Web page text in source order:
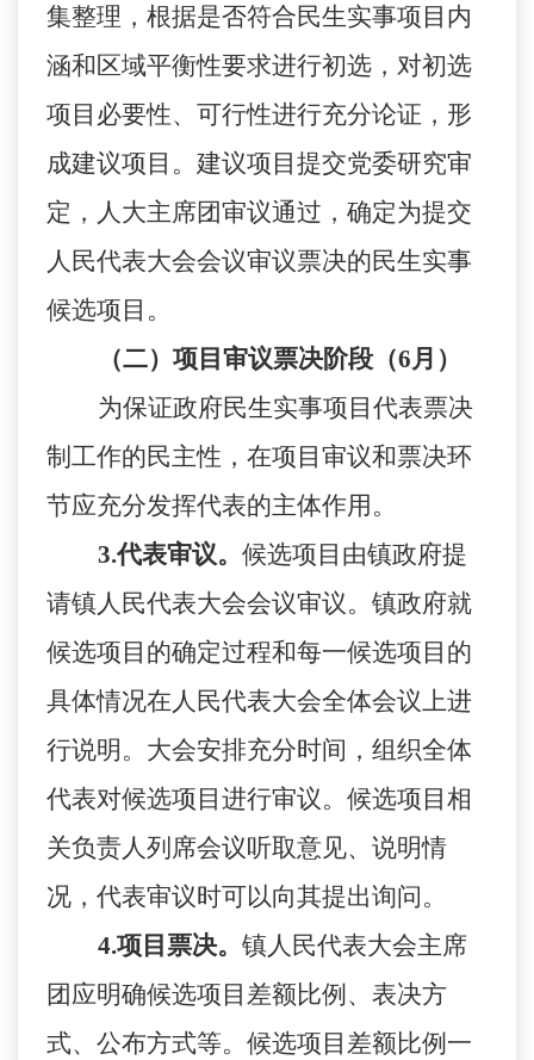
集整理，根据是否符合民生实事项目内
涵和区域平衡性要求进行初选，对初选
项目必要性、可行性进行充分论证，形
成建议项目。建议项目提交党委研究审
定，人大主席团审议通过，确定为提交
人民代表大会会议审议票决的民生实事
候选项目。
（二）项目审议票决阶段（6月）
为保证政府民生实事项目代表票决
制工作的民主性，在项目审议和票决环
节应充分发挥代表的主体作用。
3.代表审议。 候选项目由镇政府提
请镇人民代表大会会议审议。镇政府就
候选项目的确定过程和每一候选项目的
具体情况在人民代表大会全体会议上进
行说明。大会安排充分时间，组织全体
代表对候选项目进行审议。候选项目相
关负责人列席会议听取意见、说明情
况，代表审议时可以向其提出询问。
4.项目票决。 镇人民代表大会主席
团应明确候选项目差额比例、表决方
式、公布方式等。候选项目差额比例一